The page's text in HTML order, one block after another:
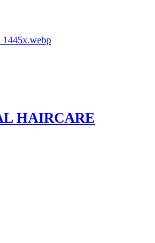
HAIRCARE